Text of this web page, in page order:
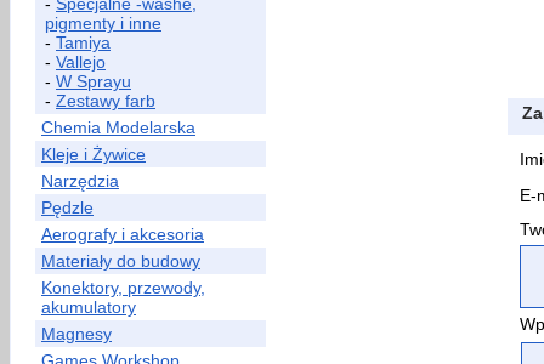
pigmenty i inne
- Tamiya
- Vallejo
- W Sprayu
- Zestawy farb
Chemia Modelarska
Kleje i Żywice
Narzędzia
Pędzle
Aerografy i akcesoria
Materiały do budowy
Konektory, przewody,
akumulatory
Magnesy
E-